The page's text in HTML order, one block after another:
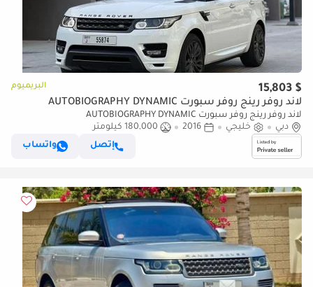
$ 15,803 البريميوم
لاند روفر رينج روفر سبورت AUTOBIOGRAPHY DYNAMIC
لاند روفر رينج روفر سبورت AUTOBIOGRAPHY DYNAMIC
دبي
خليجي 2016
180,000 كيلومتر
إتصل
واتساب